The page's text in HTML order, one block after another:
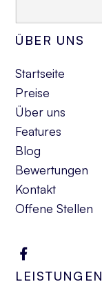
ÜBER UNS
Startseite
Preise
Über uns
Features
Blog
Bewertungen
Kontakt
Offene Stellen
LEISTUNGEN